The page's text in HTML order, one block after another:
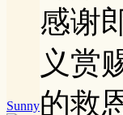
Sunny
感谢
义赏
的救